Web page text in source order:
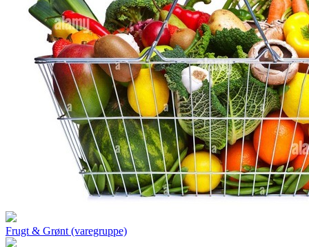
Frugt & Grønt (varegruppe)